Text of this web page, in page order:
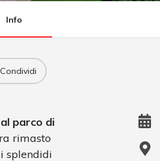
Info
Condividi
parco di
rimasto
splendidi